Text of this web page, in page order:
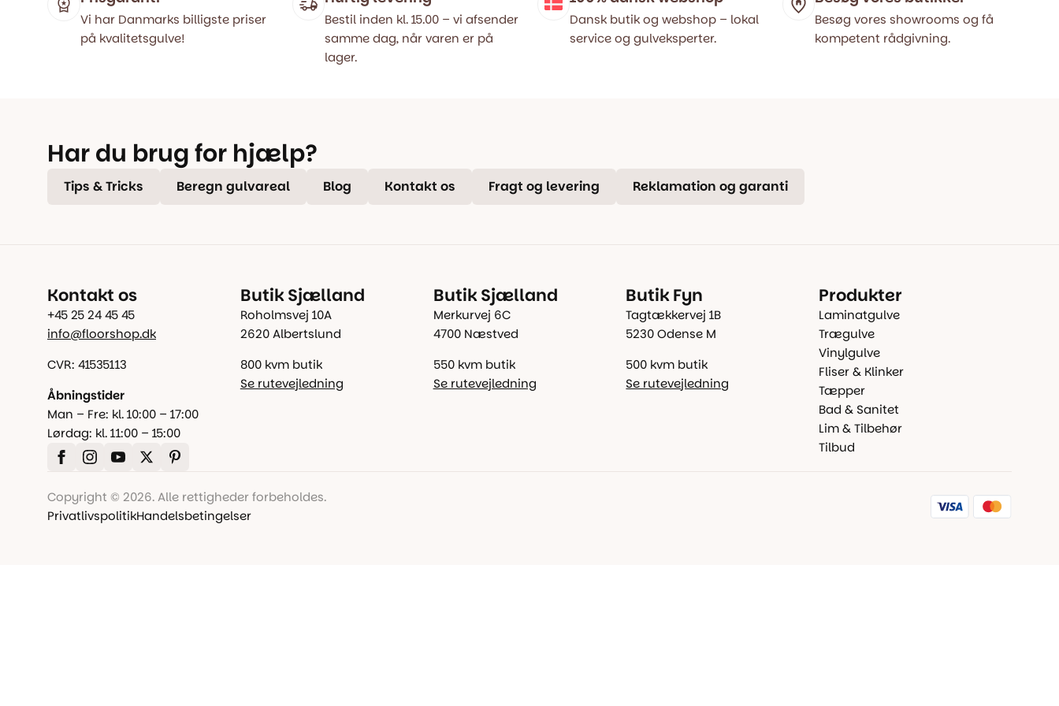
Vi har Danmarks billigste priser
på kvalitetsgulve!
Bestil inden kl. 15.00 – vi afsender
samme dag, når varen er på
lager.
Dansk butik og webshop – lokal
service og gulveksperter.
Besøg vores showrooms og få
kompetent rådgivning.
Har du brug for hjælp?
Tips & Tricks Beregn gulvareal Blog Kontakt os Fragt og levering Reklamation og garanti
Kontakt os
+45 25 24 45 45
info@floorshop.dk
CVR: 41535113
Åbningstider
Man – Fre: kl. 10:00 – 17:00
Lørdag: kl. 11:00 – 15:00
Butik Sjælland
Roholmsvej 10A
2620 Albertslund
800 kvm butik
Se rutevejledning
Butik Sjælland
Merkurvej 6C
4700 Næstved
550 kvm butik
Se rutevejledning
Butik Fyn
Tagtækkervej 1B
5230 Odense M
500 kvm butik
Se rutevejledning
Produkter
Laminatgulve
Trægulve
Vinylgulve
Fliser & Klinker
Tæpper
Bad & Sanitet
Lim & Tilbehør
Tilbud
Copyright © 2026. Alle rettigheder forbeholdes.
PrivatlivspolitikHandelsbetingelser